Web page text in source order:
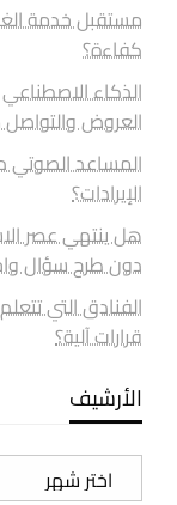
مستقبل خدمة
كفاءة؟
الذكاء
العروض
المساعد الصوتي
الإيرادات؟
هل ينتهي عصر
دون طرح سؤال
الفنادق التي
قرارات آلية؟
الأرشيف
الأرشيف